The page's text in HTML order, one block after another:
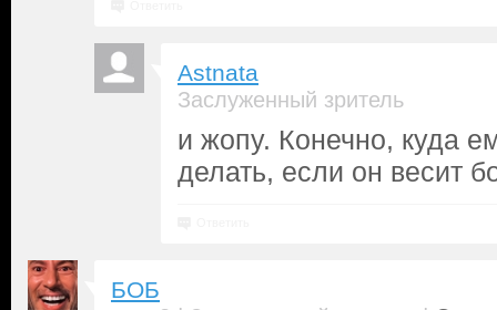
Astnata
Заслуженный зритель
и жопу. Конечно, куда
делать, если он весит
БОБ